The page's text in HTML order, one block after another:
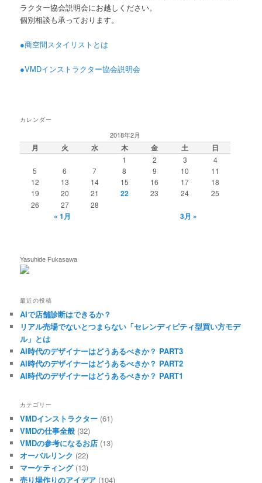
ラクター協会説明会にお越しください。
個別相談も承っております。
●商空間スタイリストとは
●VMDインストラクター協会説明会
カレンダー
2018年2月
月 火 水 木 金 土 日
1 2 3
4
5
6 7 8 9 10
11
12
13 14 15 16 17
18
19
20 21 22 23 24
25
26
27 28
« 1月 3月 »
Yasuhide Fukasawa
最近の投稿
AIで店舗診断はできるか？
リアル売場でないとつまらない「セレンディピティ型買い方モデ
ル」とは
AI時代のデザイナーはどうあるべきか？ PART3
AI時代のデザイナーはどうあるべきか？ PART2
AI時代のデザイナーはどうあるべきか？ PART1
カテゴリー
VMDインストラクター (61)
VMDの仕事全般 (32)
VMDの参考になるお店 (13)
オーバルリンク (22)
マーケティング(13)
売り場作りのアイデア (104)